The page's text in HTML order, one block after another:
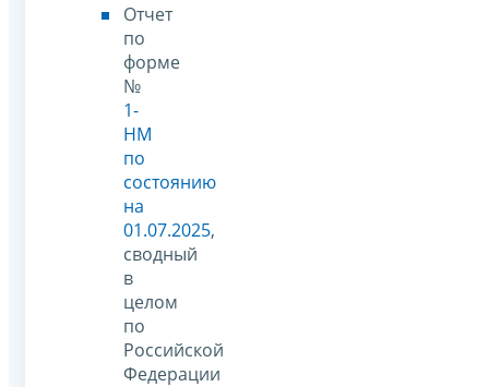
Отчет
по
форме
№
1-
НМ
по
состоянию
на
01.07.2025,
сводный
в
целом
по
Российской
Федерации